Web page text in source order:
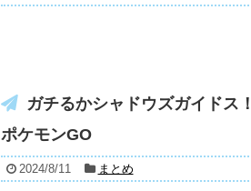
ガチるかシャドウズガイドス
ポケモンGO
2024/8/11 まとめ